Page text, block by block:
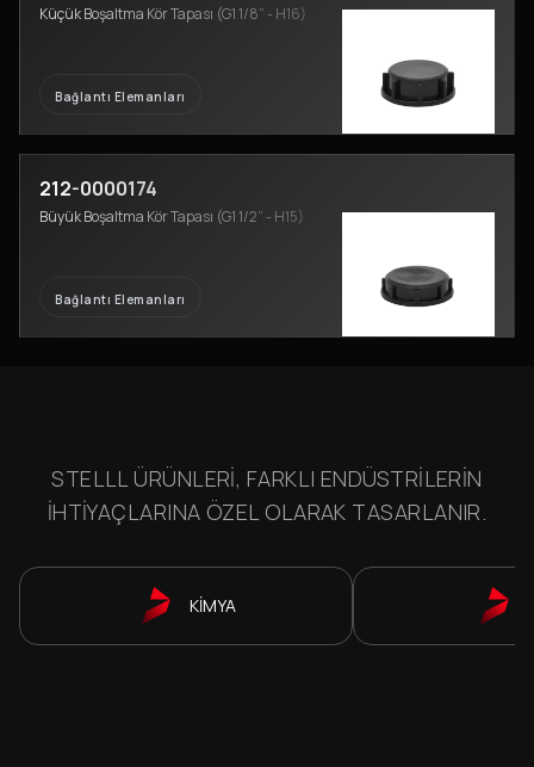
Küçük Boşaltma Kör Tapası (G1 1/8” - H16)
Bağlantı Elemanları
212-0000174
Büyük Boşaltma Kör Tapası (G1 1/2” - H15)
Bağlantı Elemanları
STELLL ÜRÜNLERI, FARKLI ENDÜSTRILERIN
IHTIYAÇLARINA ÖZEL OLARAK TASARLANIR.
KİMYA